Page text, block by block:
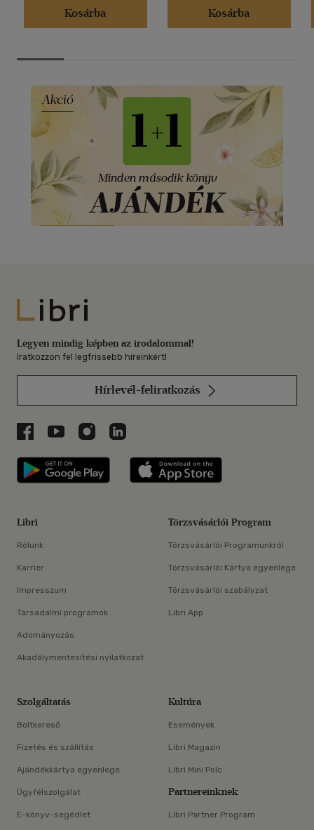
Kosárba
Kosárba
Libri
Legyen mindig képben az irodalommal!
Iratkozzon fel legfrissebb híreinkért!
Hírlevél-feliratkozás
Libri a Facebookon
Libri a Youtube-on
Libri az Instagramon
Libri a LinkedInen
Libri applikáció Szerezd meg: Google
Libri
Rólunk
Karrier
Impresszum
Társadalmi programok
Adományozás
Akadálymentesítési nyilatkozat
Törzsvásárlói Program
Törzsvásárlói Programunkról
Törzsvásárlói Kártya egyenlege
Törzsvásárlói szabályzat
Libri App
Szolgáltatás
Boltkereső
Fizetés és szállítás
Ajándékkártya egyenlege
Ügyfélszolgálat
E-könyv-segédlet
Kultúra
Események
Libri Magazin
Libri Mini Polc
Partnereinknek
Libri Partner Program